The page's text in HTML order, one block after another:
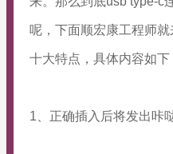
呢，下面顺宏康工程师
十大特点，具体内容如下
1、正确插入后将发出咔